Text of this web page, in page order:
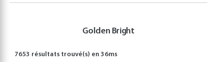
Golden Bright
7653 résultats trouvé(s) en36ms